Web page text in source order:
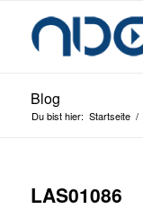
Blog
Du bist hier: Startseite /
LAS01086